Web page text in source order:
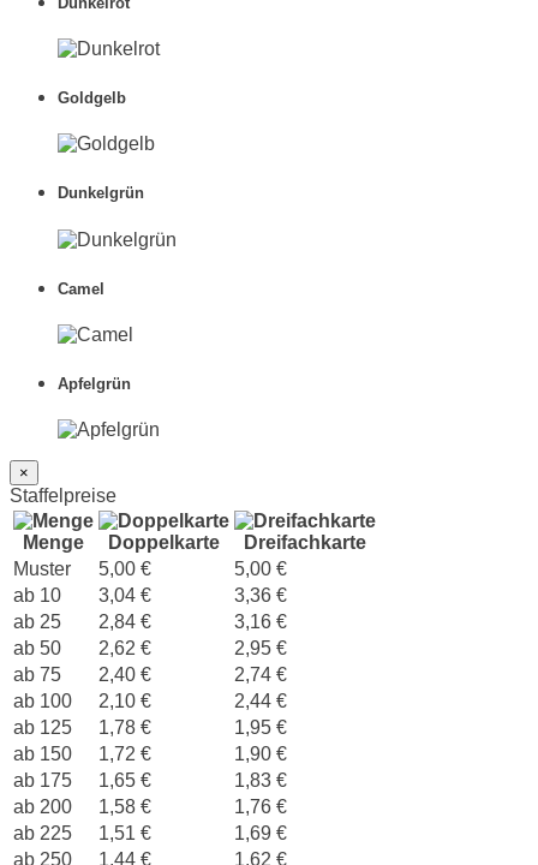
Goldgelb
Dunkelgrün
Camel
Apfelgrün
×
Staffelpreise
Menge Doppelkarte Dreifachkarte
Muster 5,00 €
5,00 €
ab 10
3,04 €
3,36 €
ab 25
2,84 €
3,16 €
ab 50
2,62 €
2,95 €
ab 75
2,40 €
2,74 €
ab 100
2,10 €
2,44 €
ab 125
1,78 €
1,95 €
ab 150
1,72 €
1,90 €
ab 175
1,65 €
1,83 €
ab 200
1,58 €
1,76 €
ab 225
1,51 €
1,69 €
ab 250
1,44 €
1,62 €